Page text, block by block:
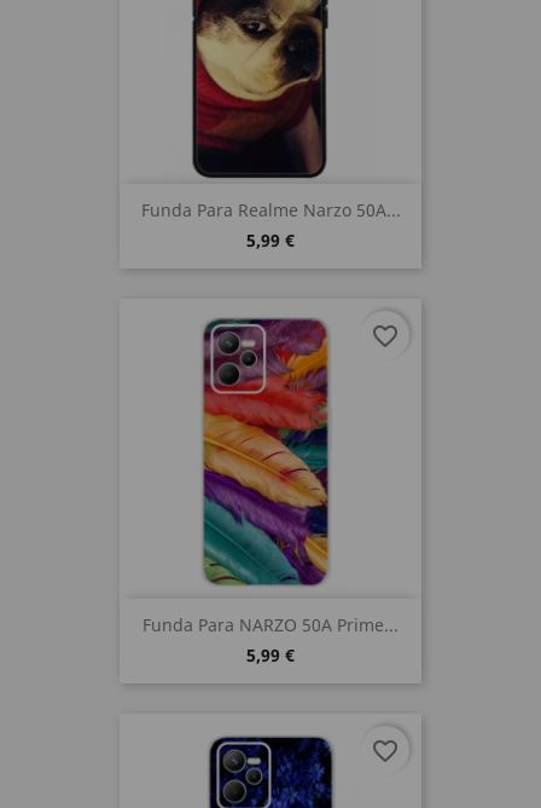
Funda Para Realme Narzo 50A...
5,99 €
Funda Para NARZO 50A Prime...
5,99 €
favorite_border
favorite_border